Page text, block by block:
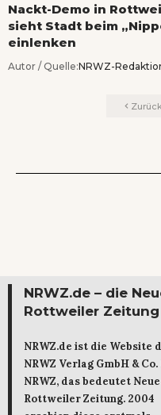
Nackt-Demo in
sieht Stadt beim
einlenken
Autor / Quelle:NRWZ-
Zurück
NRWZ.de – die
Rottweiler Zeitung
NRWZ.de ist die Website
NRWZ Verlag GmbH & Co.
NRWZ, das bedeutet Neue
Rottweiler Zeitung. 2004